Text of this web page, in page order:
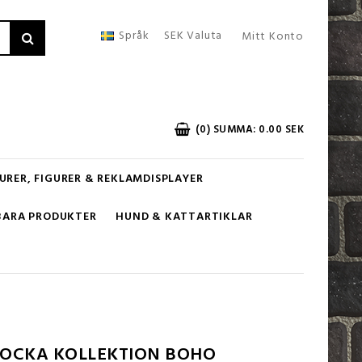
Mitt Konto
Språk SEK Valuta
(0) SUMMA: 0.00 SEK
FIGURER & REKLAMDISPLAYER
PRODUKTER HUND & KATTARTIKLAR
KOLLEKTION BOHO